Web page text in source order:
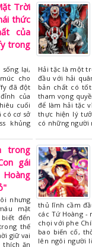
Trời
thức
của
trong
lại,
cho
đã đột
của
cuối
có cơ sở
khủng
Hải tặc là một
đầu với hải
bản chất có
tham vọng
để làm hải tặc
thực hiện lý
có những
trong
gái
nhưng
mặt
đến
thế
giữ vai
thích ăn
thủ lĩnh cầm
các Tứ Hoàng
chọi với phe
bao biến cố,
lên ngôi người